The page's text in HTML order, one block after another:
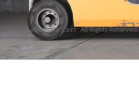
Maroc automate S.a.r.l All Rights Reserved.